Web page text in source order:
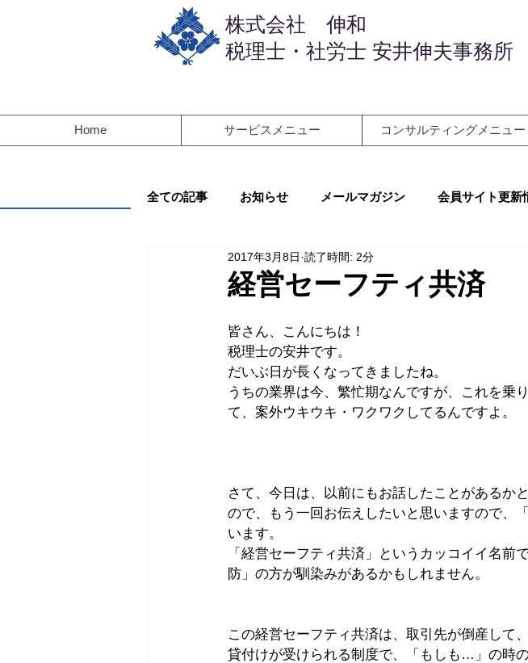
​株式会社 伸和
税理士・社労士 安井伸夫事務所
Home サービスメニュー コンサルティングメニュー
全ての記事 お知らせ メールマガジン 会員サイト更新
経営セーフティ共済
2017年3月8日 読了時間: 2分
皆さん、こんにちは！
税理士の安井です。
だいぶ日が長くなってきましたね。
うちの業界は今、繁忙期なんですが、これを乗
て、案外ウキウキ・ワクワクしてるんですよ。
さて、今日は、以前にもお話したことがあるか
ので、もう一回お伝えしたいと思いますので、
います。
「経営セーフティ共済」というカッコイイ名
防」の方が馴染みがあるかもしれません。
この経営セーフティ共済は、取引先が倒産して
貸付けが受けられる制度で、「もしも…」の時